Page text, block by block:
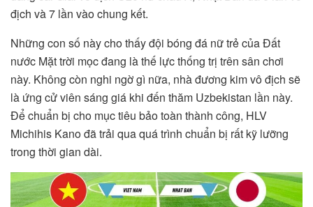
địch và 7 lần vào chung kết.
Những con số này cho thấy đội bóng đá nữ trẻ của Đất
nước Mặt trời mọc đang là thế lực thống trị trên sân chơi
này. Không còn nghi ngờ gì nữa, nhà đương kim vô địch sẽ
là ứng cử viên sáng giá khi đến thăm Uzbekistan lần này.
Để chuẩn bị cho mục tiêu bảo toàn thành công, HLV
Michihis Kano đã trải qua quá trình chuẩn bị rất kỹ lưỡng
trong thời gian dài.